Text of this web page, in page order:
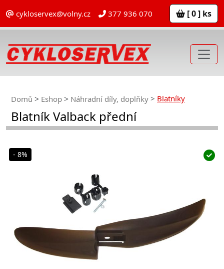
cykloservex@volny.cz 377 936 070 [ 0 ] ks
Domů Eshop Náhradní díly, doplňky Blatníky
Blatník Valback přední
- 8%